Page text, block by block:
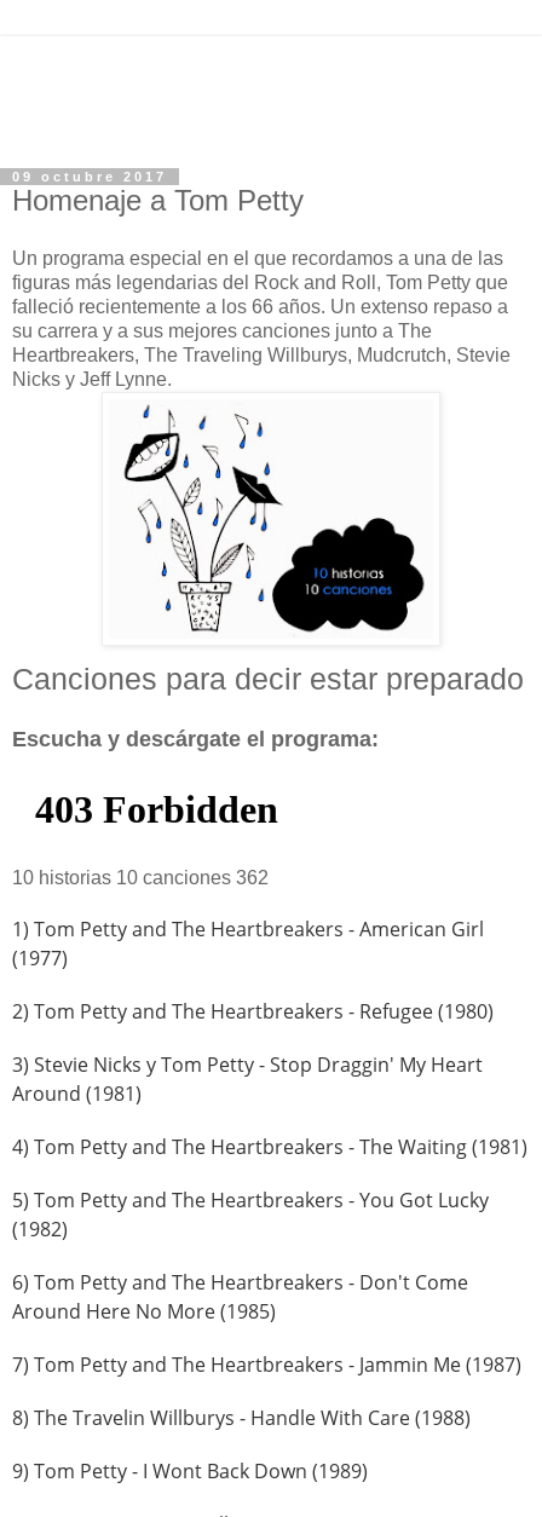
09 octubre 2017
Homenaje a Tom Petty
Un programa especial en el que recordamos a una de las
figuras más legendarias del Rock and Roll, Tom Petty que
falleció recientemente a los 66 años. Un extenso repaso a
su carrera y a sus mejores canciones junto a The
Heartbreakers, The Traveling Willburys, Mudcrutch, Stevie
Nicks y Jeff Lynne.
Canciones para decir estar preparado
Escucha y descárgate el programa:
10 historias 10 canciones 362
1) Tom Petty and The Heartbreakers - American Girl
(1977)
2) Tom Petty and The Heartbreakers - Refugee (1980)
3) Stevie Nicks y Tom Petty - Stop Draggin' My Heart
Around (1981)
4) Tom Petty and The Heartbreakers - The Waiting (1981)
5) Tom Petty and The Heartbreakers - You Got Lucky
(1982)
6) Tom Petty and The Heartbreakers - Don't Come
Around Here No More (1985)
7) Tom Petty and The Heartbreakers - Jammin Me (1987)
8) The Travelin Willburys - Handle With Care (1988)
9) Tom Petty - I Wont Back Down (1989)